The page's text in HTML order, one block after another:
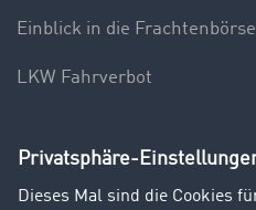
Einblick in die Frachtenbörse
LKW Fahrverbot
Unternehmen
Kunden werben Kunden